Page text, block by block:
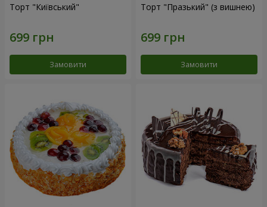
Торт "Київський"
Замовити
Торт "Празький" (з вишнею)
Замовити